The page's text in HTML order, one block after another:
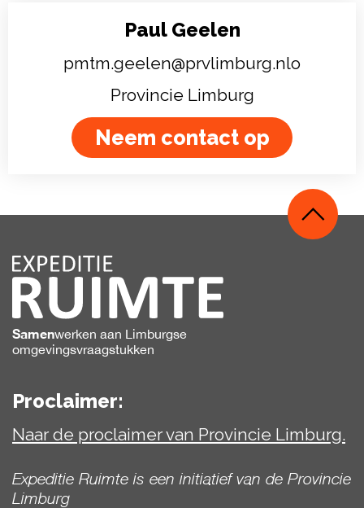
Paul Geelen
pmtm.geelen@prvlimburg.nlo
Provincie Limburg
Neem contact op
Samenwerken aan Limburgse
omgevingsvraagstukken
Proclaimer:
Naar de proclaimer van Provincie Limburg.
Expeditie Ruimte is een initiatief van de Provincie
Limburg